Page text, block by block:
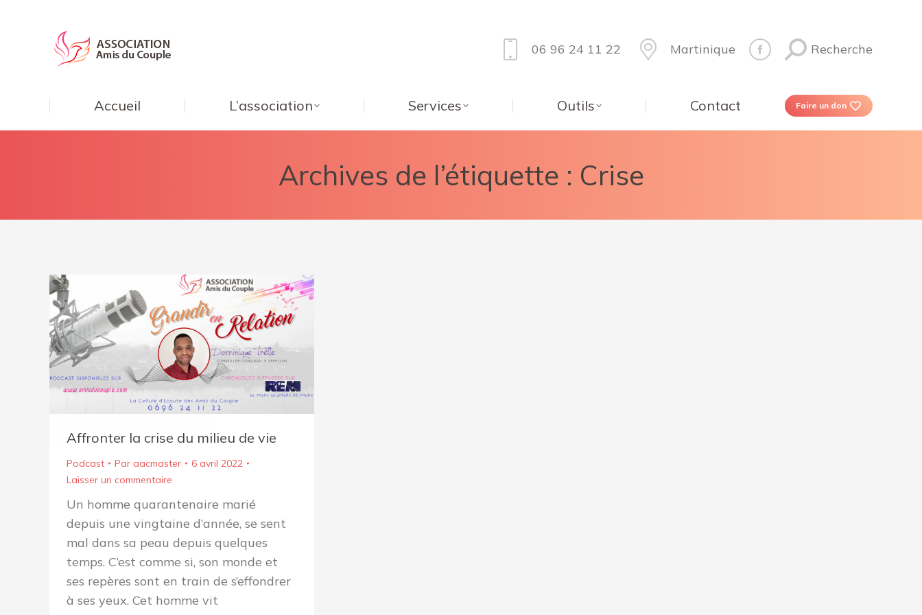
06 96 24 11 22 Martinique Recherche
Accueil L’association Services Outils Contact Faire un don
Archives de l’étiquette : Crise
Affronter la crise du milieu de vie
Podcast Par aacmaster
6 avril 2022
Laisser un commentaire
Un homme quarantenaire marié
depuis une vingtaine d’année, se sent
mal dans sa peau depuis quelques
temps. C’est comme si, son monde et
ses repères sont en train de s’effondrer
à ses yeux. Cet homme vit